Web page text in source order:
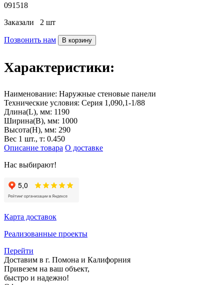
091518
Заказали 2 шт
Позвонить нам В корзину
Характеристики:
Наименование: Наружные стеновые панели
Технические условия: Серия 1,090,1-1/88
Длина(L), мм: 1190
Ширина(B), мм: 1000
Высота(H), мм: 290
Вес 1 шт., т: 0.450
Описание товара О доставке
Нас выбирают!
Карта доставок
Реализованные проекты
Перейти
Доставим в г. Помона и Калифорния
Привезем на ваш объект,
быстро и надежно!